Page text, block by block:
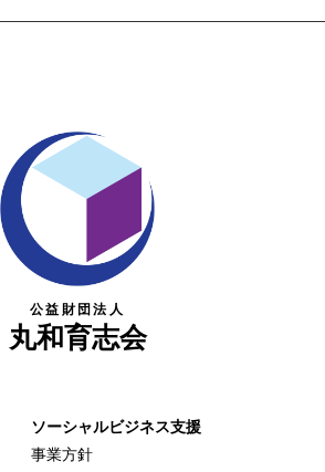
公益財団法人
丸和育志会
ソーシャルビジネス支援
事業方針